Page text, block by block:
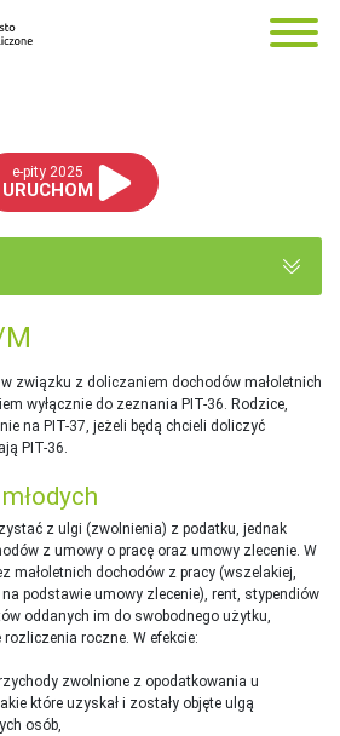
e-pity 2025
URUCHOM
związku z doliczaniem dochodów małoletnich
wyłącznie do zeznania PIT-36. Rodzice,
na PIT-37, jeżeli będą chcieli doliczyć
PIT-36.
z ulgi (zwolnienia) z podatku, jednak
z umowy o pracę oraz umowy zlecenie. W
małoletnich dochodów z pracy (wszelakiej,
podstawie umowy zlecenie), rent, stypendiów
oddanych im do swobodnego użytku,
rozliczenia roczne. W efekcie:
zwolnione z opodatkowania u
które uzyskał i zostały objęte ulgą
osób,